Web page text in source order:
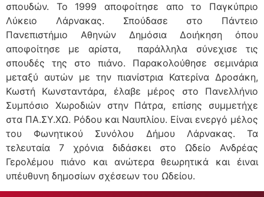
σπουδών. Το 1999 αποφοίτησε απο το Παγκύπριο
Λύκειο Λάρνακας. Σπούδασε στο Πάντειο
Πανεπιστήμιο Αθηνών Δημόσια Δοιήκηση όπου
αποφοίτησε με αρίστα, παράλληλα σύνεχισε τις
σπουδές της στο πιάνο. Παρακολούθησε σεμινάρια
μεταξύ αυτών με την πιανίστρια Κατερίνα Δροσάκη,
Κωστή Κωνσταντάρα, έλαβε μέρος στο Πανελλήνιο
Συμπόσιο Χωροδιών στην Πάτρα, επίσης συμμετήχε
στα ΠΑ.ΣΥ.ΧΩ. Ρόδου και Ναυπλίου. Είναι ενεργό μέλος
του Φωνητικού Συνόλου Δήμου Λάρνακας. Τα
τελευταία 7 χρόνια διδάσκει στο Ωδείο Ανδρέας
Γερολέμου πιάνο και ανώτερα θεωρητικά και έιναι
υπέυθυνη δημοσίων σχέσεων του Ωδείου.